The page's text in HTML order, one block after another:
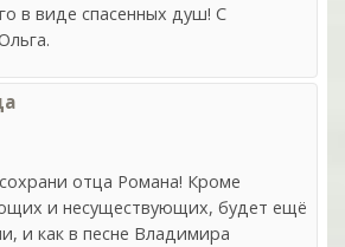
в виде спасенных душ! С
отца Романа! Кроме
и несуществующих, будет ещё
и как в песне Владимира